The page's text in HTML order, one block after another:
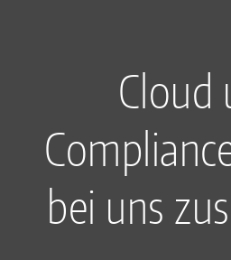
Cloud
bei uns